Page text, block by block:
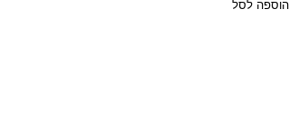
הוספה לסל